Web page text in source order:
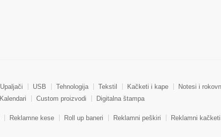
Upaljači USB Tehnologija Tekstil Kačketi i kape Notesi i
Kalendari Custom proizvodi Digitalna štampa
Reklamne kese Roll up baneri Reklamni peškiri Reklamni kačketi